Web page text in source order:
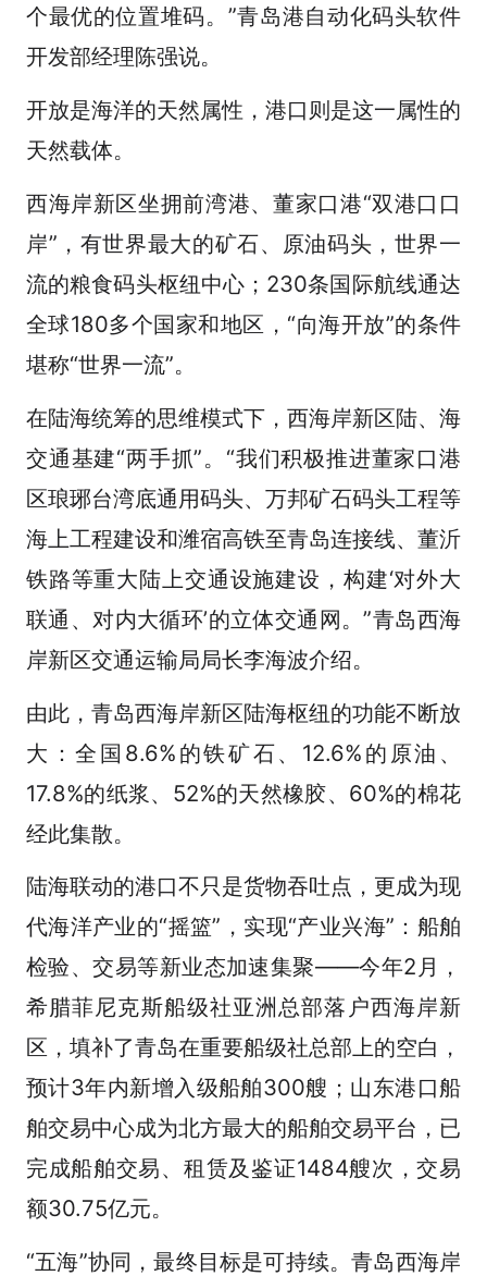
个最优的位置堆码。”青岛港自动化码头软件
开发部经理陈强说。
开放是海洋的天然属性，港口则是这一属性的
天然载体。
西海岸新区坐拥前湾港、董家口港“双港口口
岸”，有世界最大的矿石、原油码头，世界一
流的粮食码头枢纽中心；230条国际航线通达
全球180多个国家和地区，“向海开放”的条件
堪称“世界一流”。
在陆海统筹的思维模式下，西海岸新区陆、海
交通基建“两手抓”。“我们积极推进董家口港
区琅琊台湾底通用码头、万邦矿石码头工程等
海上工程建设和潍宿高铁至青岛连接线、董沂
铁路等重大陆上交通设施建设，构建‘对外大
联通、对内大循环’的立体交通网。”青岛西海
岸新区交通运输局局长李海波介绍。
由此，青岛西海岸新区陆海枢纽的功能不断放
大：全国8.6%的铁矿石、12.6%的原油、
17.8%的纸浆、52%的天然橡胶、60%的棉花
经此集散。
陆海联动的港口不只是货物吞吐点，更成为现
代海洋产业的“摇篮”，实现“产业兴海”：船舶
检验、交易等新业态加速集聚——今年2月，
希腊菲尼克斯船级社亚洲总部落户西海岸新
区，填补了青岛在重要船级社总部上的空白，
预计3年内新增入级船舶300艘；山东港口船
舶交易中心成为北方最大的船舶交易平台，已
完成船舶交易、租赁及鉴证1484艘次，交易
额30.75亿元。
“五海”协同，最终目标是可持续。青岛西海岸